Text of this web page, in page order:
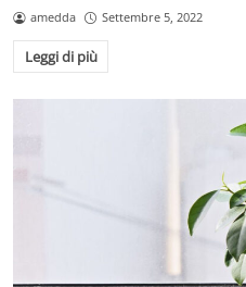
amedda Settembre 5, 2022
Leggi di più